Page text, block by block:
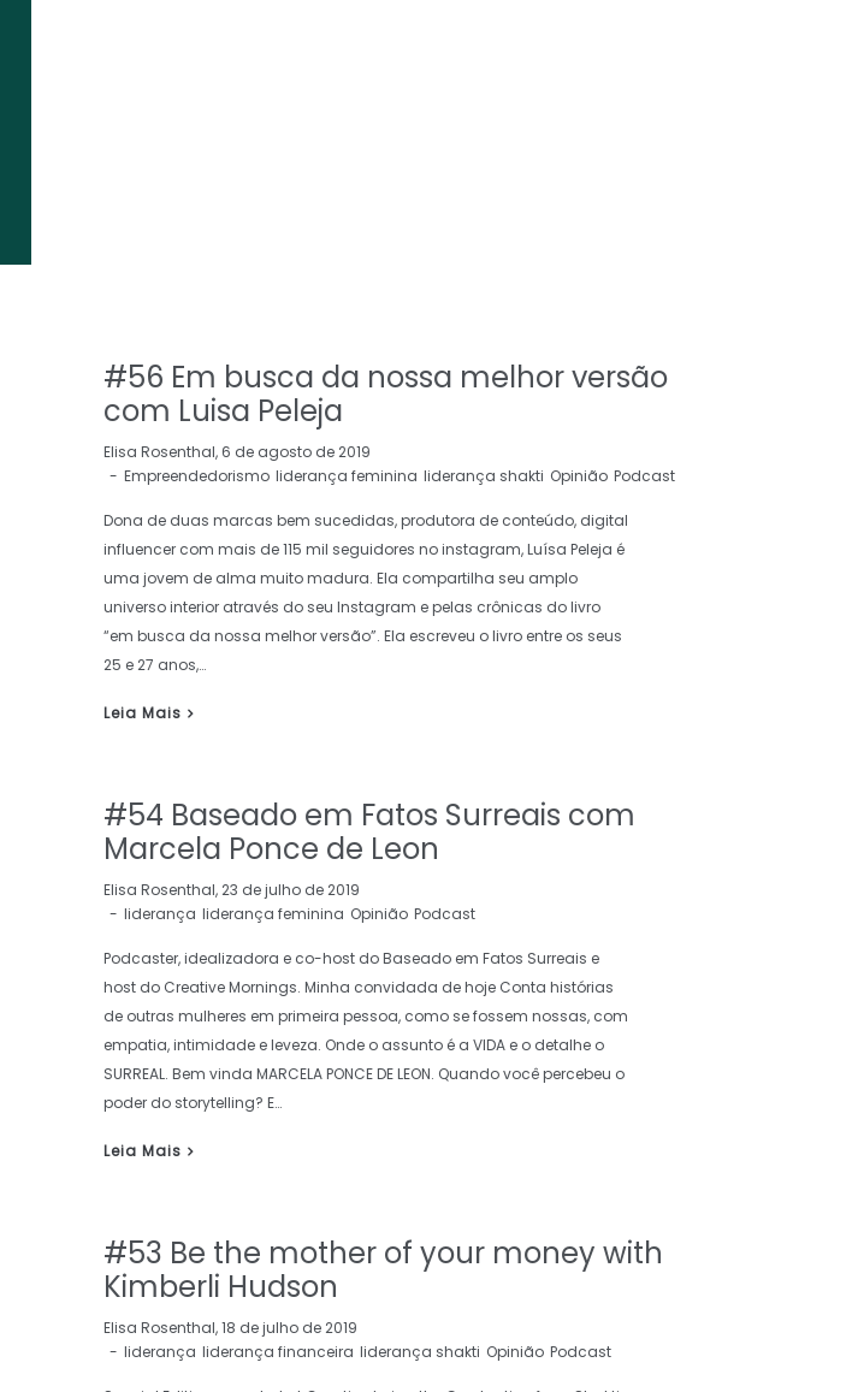
#56 Em busca da nossa melhor versão
com Luisa Peleja
by
Elisa Rosenthal 6 de agosto de 2019
Empreendedorismo liderança feminina liderança shakti Opinião Podcast
Dona de duas marcas bem sucedidas, produtora de conteúdo, digital
influencer com mais de 115 mil seguidores no instagram, Luísa Peleja é
uma jovem de alma muito madura. Ela compartilha seu amplo
universo interior através do seu Instagram e pelas crônicas do livro
“em busca da nossa melhor versão”. Ela escreveu o livro entre os seus
25 e 27 anos,…
Leia Mais
#54 Baseado em Fatos Surreais com
Marcela Ponce de Leon
by
Elisa Rosenthal 23 de julho de 2019
liderança liderança feminina Opinião Podcast
Podcaster, idealizadora e co-host do Baseado em Fatos Surreais e
host do Creative Mornings. Minha convidada de hoje Conta histórias
de outras mulheres em primeira pessoa, como se fossem nossas, com
empatia, intimidade e leveza. Onde o assunto é a VIDA e o detalhe o
SURREAL. Bem vinda MARCELA PONCE DE LEON. Quando você percebeu o
poder do storytelling? E…
Leia Mais
#53 Be the mother of your money with
Kimberli Hudson
by
Elisa Rosenthal 18 de julho de 2019
liderança liderança financeira liderança shakti Opinião Podcast